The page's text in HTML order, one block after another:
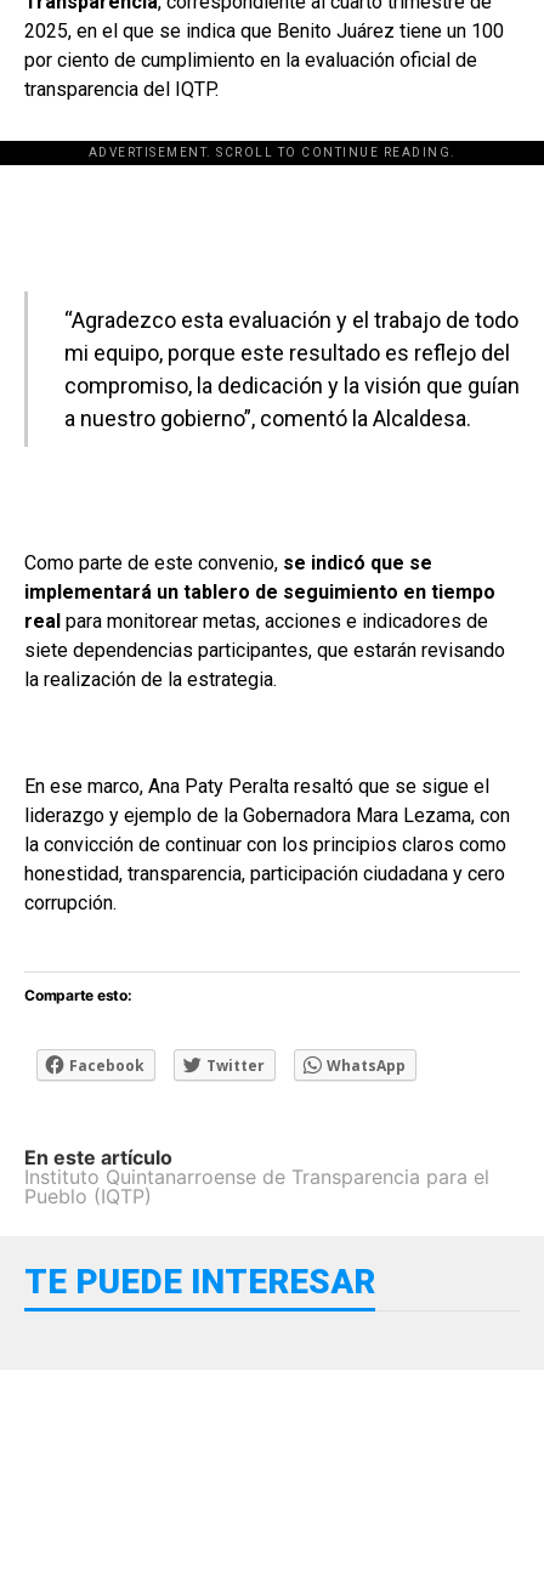
2025, en el que se indica que Benito Juárez tiene un 100
por ciento de cumplimiento en la evaluación oficial de
transparencia del IQTP.
ADVERTISEMENT. SCROLL TO CONTINUE READING.
[adsforwp id="243463"]
“Agradezco esta evaluación y el trabajo de todo
mi equipo, porque este resultado es reflejo del
compromiso, la dedicación y la visión que guían
a nuestro gobierno”, comentó la Alcaldesa.
Como parte de este convenio, se indicó que se
implementará un tablero de seguimiento en tiempo
real para monitorear metas, acciones e indicadores de
siete dependencias participantes, que estarán revisando
la realización de la estrategia.
En ese marco, Ana Paty Peralta resaltó que se sigue el
liderazgo y ejemplo de la Gobernadora Mara Lezama, con
la convicción de continuar con los principios claros como
honestidad, transparencia, participación ciudadana y cero
corrupción.
Comparte esto:
Facebook Twitter WhatsApp
En este artículo
Instituto Quintanarroense de Transparencia para el
Pueblo (IQTP)
TE PUEDE INTERESAR